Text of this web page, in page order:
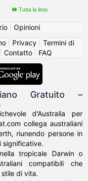
Tutta la lista
| Opinioni
| Privacy| Termini di
Contatto| FAQ
Gratuito –
d'Australia per
collega australiani
riunendo persone in
significative.
tropicale Darwin o
compatibili che
di vita.